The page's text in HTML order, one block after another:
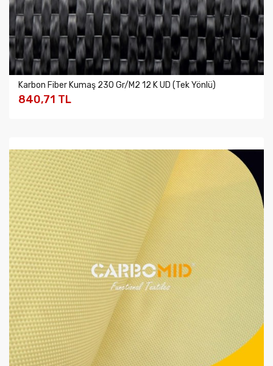
Karbon Fiber Kumaş 230 Gr/m2 12 K UD (Tek Yönlü)
840,71 TL